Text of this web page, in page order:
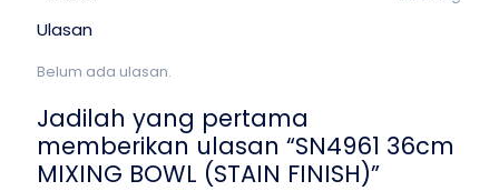
Ulasan
Belum ada ulasan.
Jadilah yang pertama
memberikan ulasan “SN4961 36cm
MIXING BOWL (STAIN FINISH)”